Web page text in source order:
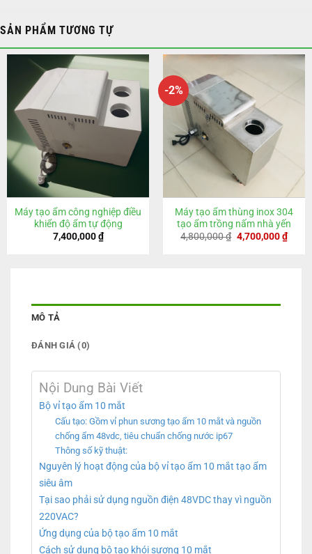
SẢN PHẨM TƯƠNG TỰ
Máy tạo ẩm công nghiệp điều
khiển độ ẩm tự động
7,400,000₫
-2%
Máy tạo ẩm thùng inox 304
tạo ẩm trồng nấm nhà yến
4,800,000₫ Giá
gốc
4,700,000₫Giá
hiện
MÔ TẢ
ĐÁNH GIÁ (0)
Nội Dung Bài Viết
Bộ vỉ tạo ẩm 10 mắt
Cấu tạo: Gồm vỉ phun sương tạo ẩm 10 mắt và nguồn
chống ẩm 48vdc, tiêu chuẩn chống nước ip67
Thông số kỹ thuật:
Nguyên lý hoạt động của bộ vỉ tạo ẩm 10 mắt tạo ẩm
siêu âm
Tại sao phải sử dụng nguồn điện 48VDC thay vì nguồn
220VAC?
Ứng dụng của bộ tạo ẩm 10 mắt
Cách sử dụng bộ tạo khói sương 10 mắt